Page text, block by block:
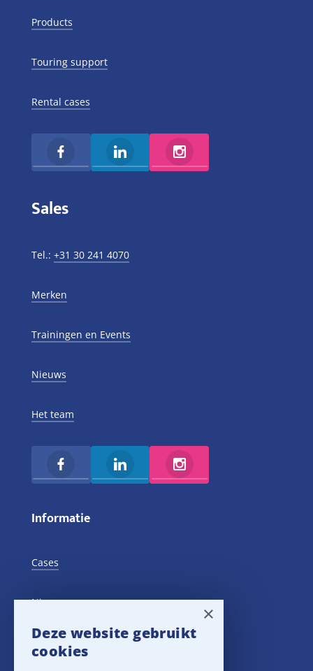
Products
Touring support
Rental cases
Sales
Tel.: +31 30 241 4070
Merken
Trainingen en Events
Nieuws
Het team
Informatie
Cases
Nieuws
Training Events
×
Deze website gebruikt
cookies